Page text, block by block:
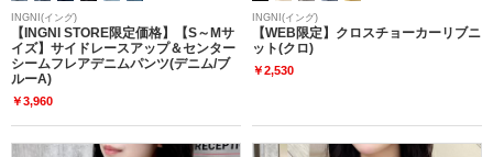
INGNI(イング)
【INGNI STORE限定価格】【S～Mサ
イズ】サイドレースアップ＆センター
シームフレアデニムパンツ(デニム/ブ
ルーA)
￥3,960
INGNI(イング)
【WEB限定】クロスチョーカーリブニ
ット(クロ)
￥2,530